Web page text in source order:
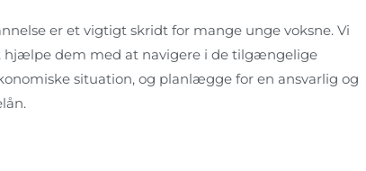
er et vigtigt skridt for mange unge voksne. Vi
hjælpe dem med at navigere i de tilgængelige
situation, og planlægge for en ansvarlig og